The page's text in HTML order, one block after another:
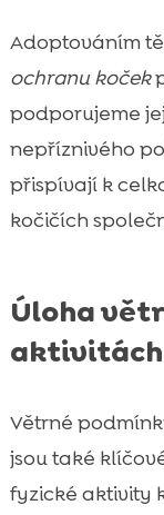
Adoptováním
ochranu koček
podporujeme
nepříznivého
přispívají k
kočičích
Úloha
aktivitách
Větrné
jsou také
fyzické aktivity